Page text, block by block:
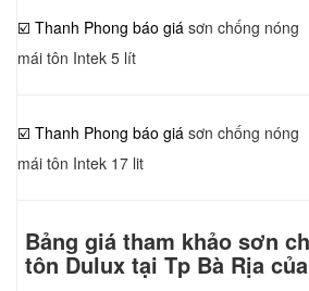
☑️ Thanh Phong báo giá sơn chống nóng
mái tôn Intek 5 lít
☑️ Thanh Phong báo giá sơn chống nóng
mái tôn Intek 17 lit
Bảng giá tham khảo sơn
tôn Dulux tại Tp Bà Rịa